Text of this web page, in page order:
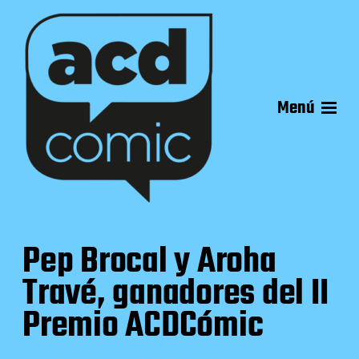
Menú
Pep Brocal y Aroha
Travé, ganadores del II
Premio ACDCómic